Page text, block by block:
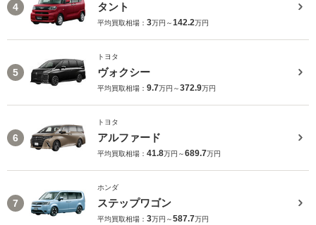
4 タント
平均買取相場： 3万円～142.2万円
5
トヨタ
ヴォクシー
平均買取相場： 9.7万円～372.9万円
6
トヨタ
アルファード
平均買取相場： 41.8万円～689.7万円
7
ホンダ
ステップワゴン
平均買取相場： 3万円～587.7万円